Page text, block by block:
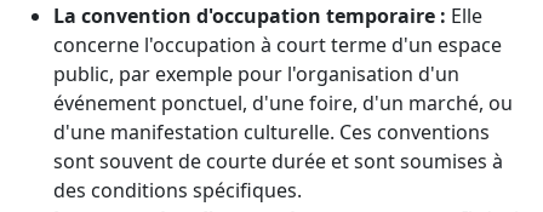
La convention d'occupation temporaire : Elle
concerne l'occupation à court terme d'un espace
public, par exemple pour l'organisation d'un
événement ponctuel, d'une foire, d'un marché, ou
d'une manifestation culturelle. Ces conventions
sont souvent de courte durée et sont soumises à
des conditions spécifiques.